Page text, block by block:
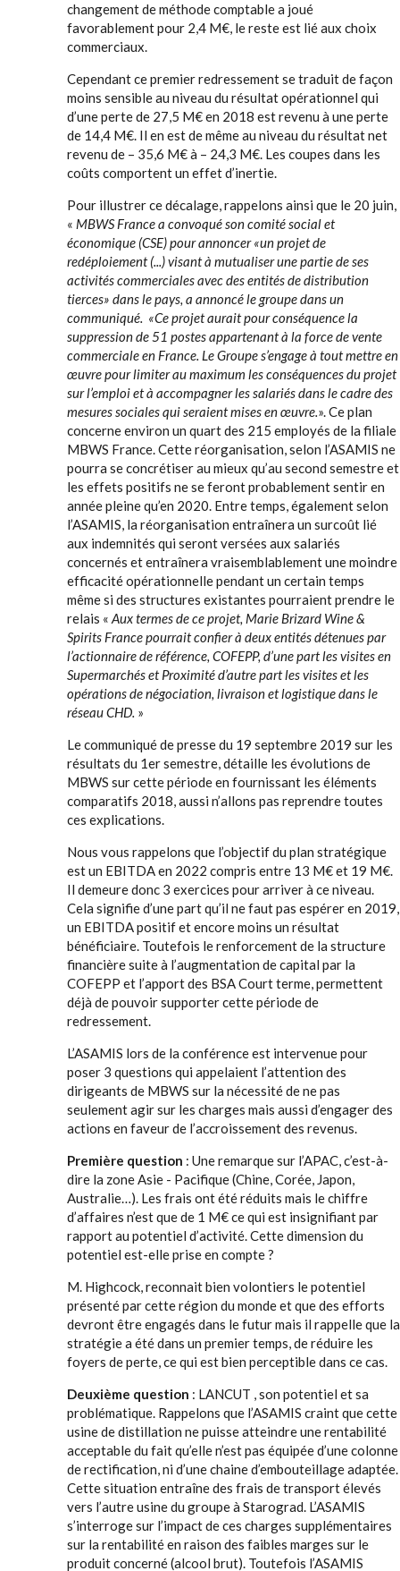
changement de méthode comptable a joué
favorablement pour 2,4 M€, le reste est lié aux choix
commerciaux.
Cependant ce premier redressement se traduit de façon
moins sensible au niveau du résultat opérationnel qui
d’une perte de 27,5 M€ en 2018 est revenu à une perte
de 14,4 M€. Il en est de même au niveau du résultat net
revenu de – 35,6 M€ à – 24,3 M€. Les coupes dans les
coûts comportent un effet d’inertie.
Pour illustrer ce décalage, rappelons ainsi que le 20 juin,
« MBWS France a convoqué son comité social et
économique (CSE) pour annoncer «un projet de
redéploiement (...) visant à mutualiser une partie de ses
activités commerciales avec des entités de distribution
tierces» dans le pays, a annoncé le groupe dans un
communiqué. «Ce projet aurait pour conséquence la
suppression de 51 postes appartenant à la force de vente
commerciale en France. Le Groupe s’engage à tout mettre en
œuvre pour limiter au maximum les conséquences du projet
sur l’emploi et à accompagner les salariés dans le cadre des
mesures sociales qui seraient mises en œuvre.». Ce plan
concerne environ un quart des 215 employés de la filiale
MBWS France. Cette réorganisation, selon l’ASAMIS ne
pourra se concrétiser au mieux qu’au second semestre et
les effets positifs ne se feront probablement sentir en
année pleine qu’en 2020. Entre temps, également selon
l’ASAMIS, la réorganisation entraînera un surcoût lié
aux indemnités qui seront versées aux salariés
concernés et entraînera vraisemblablement une moindre
efficacité opérationnelle pendant un certain temps
même si des structures existantes pourraient prendre le
relais « Aux termes de ce projet, Marie Brizard Wine &
Spirits France pourrait confier à deux entités détenues par
l’actionnaire de référence, COFEPP, d’une part les visites en
Supermarchés et Proximité d’autre part les visites et les
opérations de négociation, livraison et logistique dans le
réseau CHD. »
Le communiqué de presse du 19 septembre 2019 sur les
résultats du 1er semestre, détaille les évolutions de
MBWS sur cette période en fournissant les éléments
comparatifs 2018, aussi n’allons pas reprendre toutes
ces explications.
Nous vous rappelons que l’objectif du plan stratégique
est un EBITDA en 2022 compris entre 13 M€ et 19 M€.
Il demeure donc 3 exercices pour arriver à ce niveau.
Cela signifie d’une part qu’il ne faut pas espérer en 2019,
un EBITDA positif et encore moins un résultat
bénéficiaire. Toutefois le renforcement de la structure
financière suite à l’augmentation de capital par la
COFEPP et l’apport des BSA Court terme, permettent
déjà de pouvoir supporter cette période de
redressement.
L’ASAMIS lors de la conférence est intervenue pour
poser 3 questions qui appelaient l’attention des
dirigeants de MBWS sur la nécessité de ne pas
seulement agir sur les charges mais aussi d’engager des
actions en faveur de l’accroissement des revenus.
Première question : Une remarque sur l’APAC, c’est-à-
dire la zone Asie - Pacifique (Chine, Corée, Japon,
Australie…). Les frais ont été réduits mais le chiffre
d’affaires n’est que de 1 M€ ce qui est insignifiant par
rapport au potentiel d’activité. Cette dimension du
potentiel est-elle prise en compte ?
M. Highcock, reconnait bien volontiers le potentiel
présenté par cette région du monde et que des efforts
devront être engagés dans le futur mais il rappelle que la
stratégie a été dans un premier temps, de réduire les
foyers de perte, ce qui est bien perceptible dans ce cas.
Deuxième question : LANCUT , son potentiel et sa
problématique. Rappelons que l’ASAMIS craint que cette
usine de distillation ne puisse atteindre une rentabilité
acceptable du fait qu’elle n’est pas équipée d’une colonne
de rectification, ni d’une chaine d’embouteillage adaptée.
Cette situation entraîne des frais de transport élevés
vers l’autre usine du groupe à Starograd. L’ASAMIS
s’interroge sur l’impact de ces charges supplémentaires
sur la rentabilité en raison des faibles marges sur le
produit concerné (alcool brut). Toutefois l’ASAMIS